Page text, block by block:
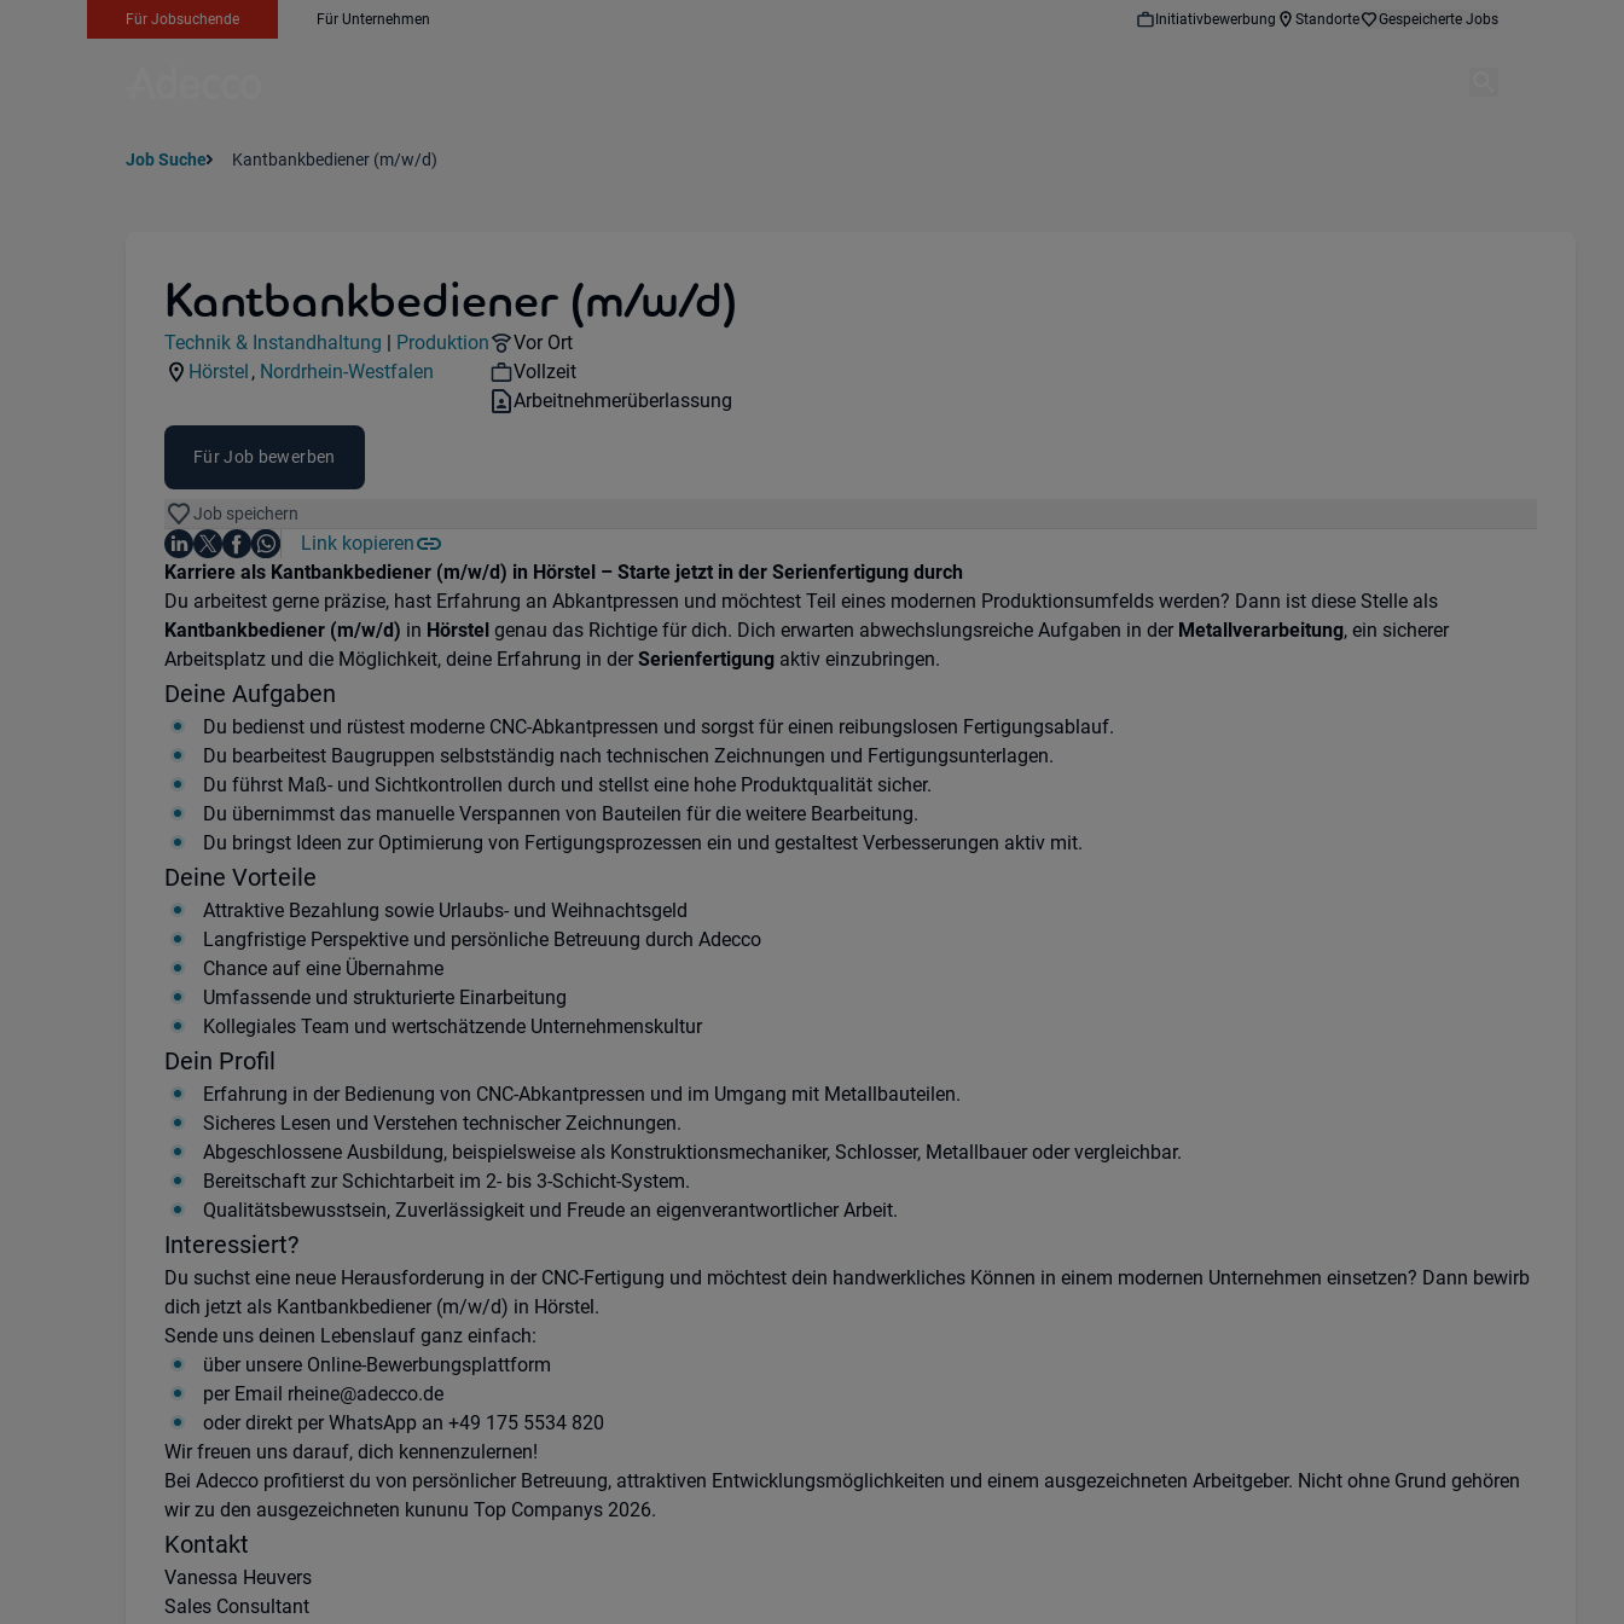
Für Jobsuchende Für Unternehmen Initiativbewerbung Standorte Gespeicherte Jobs
Job Suche Kantbankbediener (m/w/d)
Kantbankbediener (m/w/d)
Jobdetails
Kategorie:
Technik & Instandhaltung |
Industry:
Produktion
Standorte:
Hörstel ,
Region:
Nordrhein-Westfalen
Remote Option:
Vor Ort
Workhours:
Vollzeit
Vertragsart:
Arbeitnehmerüberlassung
Für Job bewerben
Job speichern
Teile diesen Job
Auf LinkedIn teilen
Auf X teilen
Auf Facebook teilen
Auf WhatsApp teilen
Link kopieren
Einleitung
Karriere als Kantbankbediener (m/w/d) in Hörstel – Starte jetzt in der Serienfertigung durch
Du arbeitest gerne präzise, hast Erfahrung an Abkantpressen und möchtest Teil eines modernen Produktionsumfelds werden? Dann ist diese Stelle als
Kantbankbediener (m/w/d) in Hörstel genau das Richtige für dich. Dich erwarten abwechslungsreiche Aufgaben in der Metallverarbeitung, ein sicherer
Arbeitsplatz und die Möglichkeit, deine Erfahrung in der Serienfertigung aktiv einzubringen.
Deine Aufgaben
Du bedienst und rüstest moderne CNC-Abkantpressen und sorgst für einen reibungslosen Fertigungsablauf.
Du bearbeitest Baugruppen selbstständig nach technischen Zeichnungen und Fertigungsunterlagen.
Du führst Maß- und Sichtkontrollen durch und stellst eine hohe Produktqualität sicher.
Du übernimmst das manuelle Verspannen von Bauteilen für die weitere Bearbeitung.
Du bringst Ideen zur Optimierung von Fertigungsprozessen ein und gestaltest Verbesserungen aktiv mit.
Deine Vorteile
Attraktive Bezahlung sowie Urlaubs- und Weihnachtsgeld
Langfristige Perspektive und persönliche Betreuung durch Adecco
Chance auf eine Übernahme
Umfassende und strukturierte Einarbeitung
Kollegiales Team und wertschätzende Unternehmenskultur
Dein Profil
Erfahrung in der Bedienung von CNC-Abkantpressen und im Umgang mit Metallbauteilen.
Sicheres Lesen und Verstehen technischer Zeichnungen.
Abgeschlossene Ausbildung, beispielsweise als Konstruktionsmechaniker, Schlosser, Metallbauer oder vergleichbar.
Bereitschaft zur Schichtarbeit im 2- bis 3-Schicht-System.
Qualitätsbewusstsein, Zuverlässigkeit und Freude an eigenverantwortlicher Arbeit.
Interessiert?
Du suchst eine neue Herausforderung in der CNC-Fertigung und möchtest dein handwerkliches Können in einem modernen Unternehmen einsetzen? Dann bewirb
dich jetzt als Kantbankbediener (m/w/d) in Hörstel.
Sende uns deinen Lebenslauf ganz einfach:
über unsere Online-Bewerbungsplattform
per Email rheine@adecco.de
oder direkt per WhatsApp an +49 175 5534 820
Wir freuen uns darauf, dich kennenzulernen!
Bei Adecco profitierst du von persönlicher Betreuung, attraktiven Entwicklungsmöglichkeiten und einem ausgezeichneten Arbeitgeber. Nicht ohne Grund gehören
wir zu den ausgezeichneten kununu Top Companys 2026.
Kontakt
Vanessa Heuvers
Sales Consultant